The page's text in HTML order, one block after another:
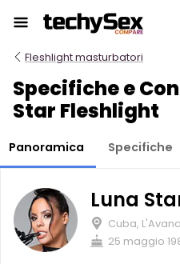
contenuto
Fleshlight masturbatori
Specifiche e
Star Fleshlight
Panoramica Specifiche
Luna
Cuba, L'Avana
25 maggio